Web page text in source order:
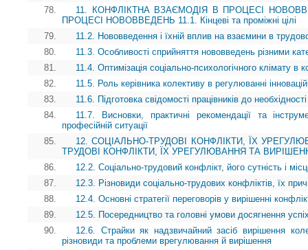
78.
11. КОНФЛІКТНА ВЗАЄМОДІЯ В ПРОЦЕСІ
ПРОЦЕСІ НОВОВВЕДЕНЬ 11.1. Кінцеві та проміжні цілі
79.
11.2. Нововведення і їхній вплив на взаємини в
80.
11.3. Особливості сприйняття нововведень різними
81.
11.4. Оптимізація соціально-психологічного клімату в
82.
11.5. Роль керівника колективу в регулюванні
83.
11.6. Підготовка свідомості працівників до необхідності
84.
11.7. Висновки, практичні рекомендації та
професійній ситуації
85.
12. СОЦІАЛЬНО-ТРУДОВІ КОНФЛІКТИ, ЇХ
ТРУДОВІ КОНФЛІКТИ, ЇХ УРЕГУЛЮВАННЯ ТА ВИРІШЕННЯ
86.
12.2. Соціально-трудовий конфлікт, його сутність і
87.
12.3. Різновиди соціально-трудових конфліктів, їх
88.
12.4. Основні стратегії переговорів у вирішенні
89.
12.5. Посередництво та головні умови досягнення
90.
12.6. Страйки як надзвичайний засіб вирішення
різновиди та проблеми врегулювання й вирішення